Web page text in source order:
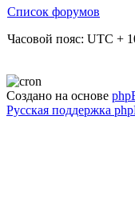
Список форумов
Часовой пояс: UTC +
Создано на основе
Русская поддержка